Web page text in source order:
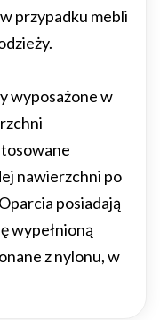
przypadku mebli
wyposażone w
nawierzchni po
posiadają
wypełnioną
z nylonu, w